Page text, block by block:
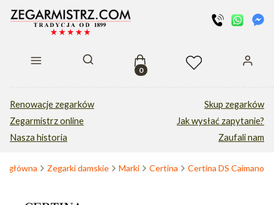
Otwórz wyszukiwarkęProdukty w koszyku: 0. Zobacz
Renowacje zegarków
Zegarmistrz online
Nasza historia
Skup zegarków
Jak wysłać zapytanie?
Zaufali nam
główna Zegarki damskie Marki Certina Certina DS Caimano